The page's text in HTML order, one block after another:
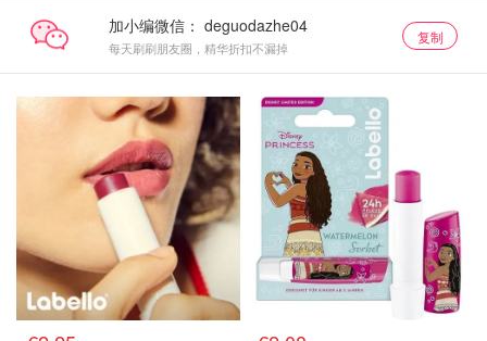
加小编微信：
每天刷刷朋友圈，精华折扣不漏掉
复制